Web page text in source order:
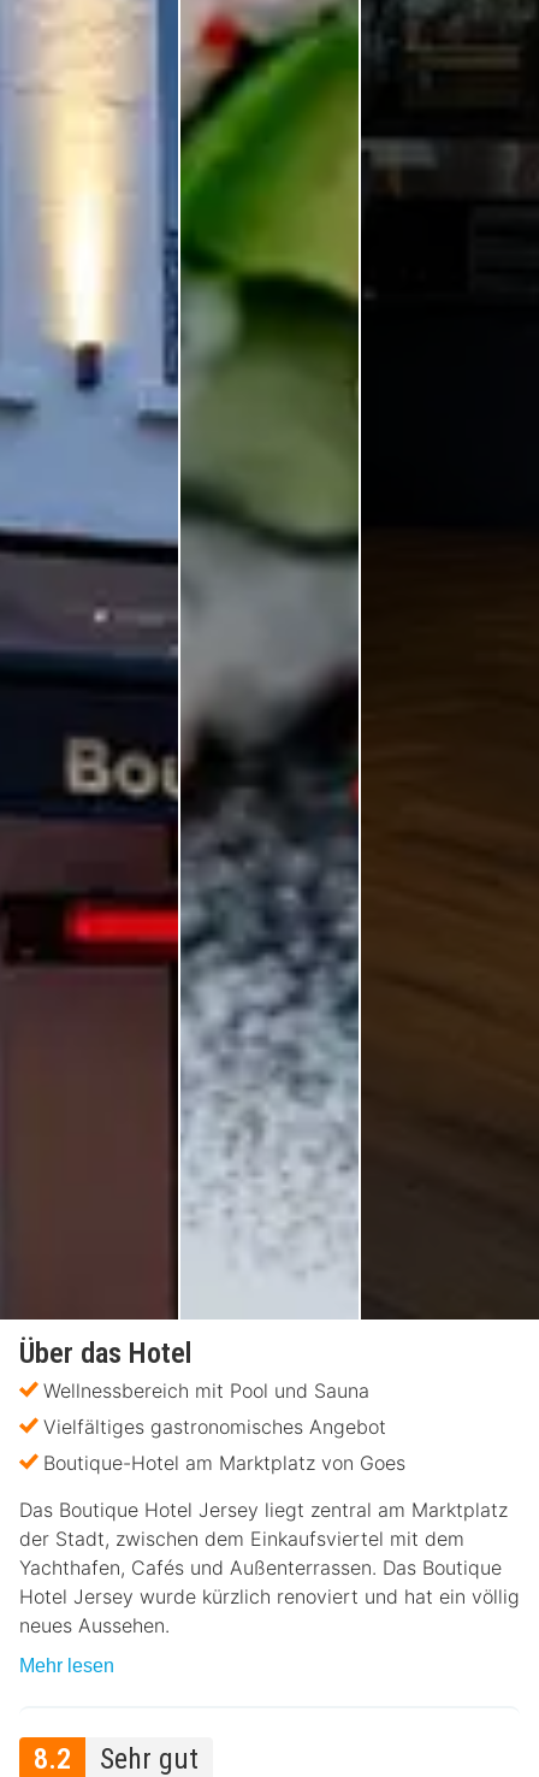
Über das Hotel
Wellnessbereich mit Pool und Sauna
Vielfältiges gastronomisches Angebot
Boutique-Hotel am Marktplatz von Goes
Das Boutique Hotel Jersey liegt zentral am Marktplatz
der Stadt, zwischen dem Einkaufsviertel mit dem
Yachthafen, Cafés und Außenterrassen. Das Boutique
Hotel Jersey wurde kürzlich renoviert und hat ein völlig
neues Aussehen.
Mehr lesen
8.2 Sehr gut